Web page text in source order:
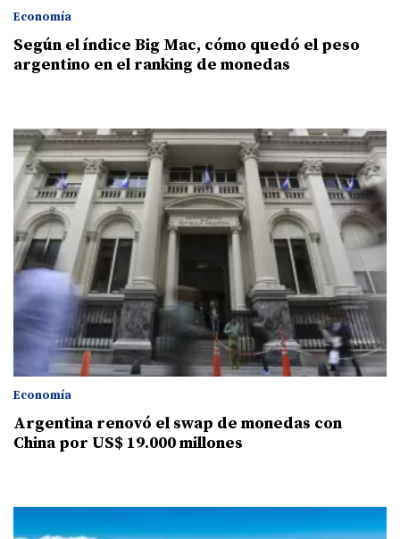
Economía
Según el índice Big Mac, cómo quedó el peso
argentino en el ranking de monedas
Economía
Argentina renovó el swap de monedas con
China por US$ 19.000 millones